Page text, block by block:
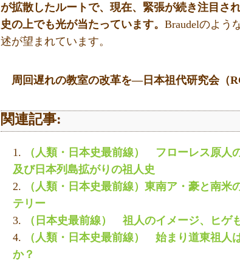
が拡散したルートで、現在、緊張が続き注目さ
史の上でも光が当たっています。 Braudelのよう
述が望まれています。
周回遅れの教室の改革を―日本祖代研究会（
関連記事:
（人類・日本史最前線） フローレス原人
及び日本列島拡がりの祖人史
（人類・日本史最前線）東南ア・豪と南
テリー
（日本史最前線） 祖人のイメージ、ヒゲ
（人類・日本史最前線） 始まり道東祖人
か？